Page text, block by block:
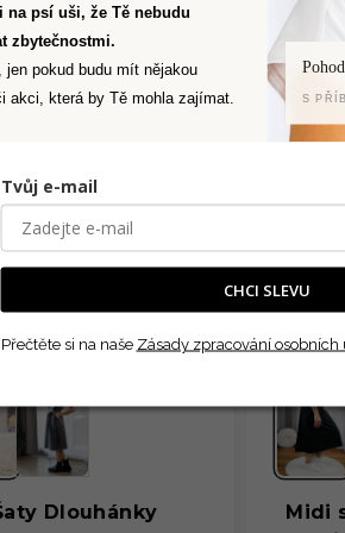
VÝPRODEJ
Dlouhánky
Midi
na psí uši, že Tě nebudu
zbytečnostmi.
jen pokud budu mít nějakou
akci, která by Tě mohla zajímat.
S
Tvůj e-mail
CHCI SLEVU
Přečtěte si na naše Zásady zpracování osobních